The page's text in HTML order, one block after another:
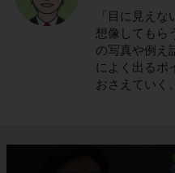
「目に見え
想像してもら
の写真や例え
によく出るポ
おさえていく。